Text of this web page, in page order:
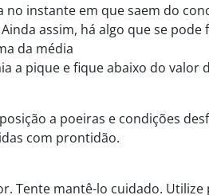
instante em que saem do
assim, há algo que se
da média
a pique e fique abaixo do valor
a poeiras e condições
com prontidão.
Tente mantê-lo cuidado.